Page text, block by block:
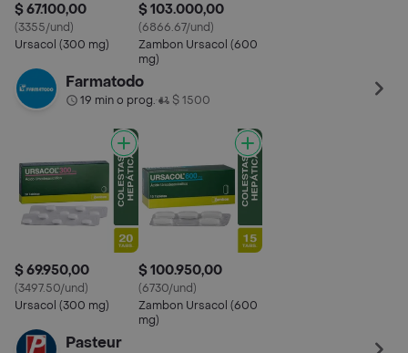
$ 67.100,00
(3355/und)
Ursacol (300 mg)
$ 103.000,00
(6866.67/und)
Zambon Ursacol (600
mg)
Farmatodo
19 min o prog.• $ 1500
$ 69.950,00
(3497.50/und)
Ursacol (300 mg)
$ 100.950,00
(6730/und)
Zambon Ursacol (600
mg)
Pasteur